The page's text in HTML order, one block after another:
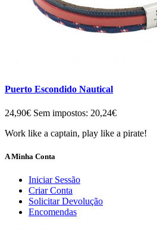
Puerto Escondido Nautical
24,90€ Sem impostos: 20,24€
Work like a captain, play like a pirate!
A Minha Conta
Iniciar Sessão
Criar Conta
Solicitar Devolução
Encomendas